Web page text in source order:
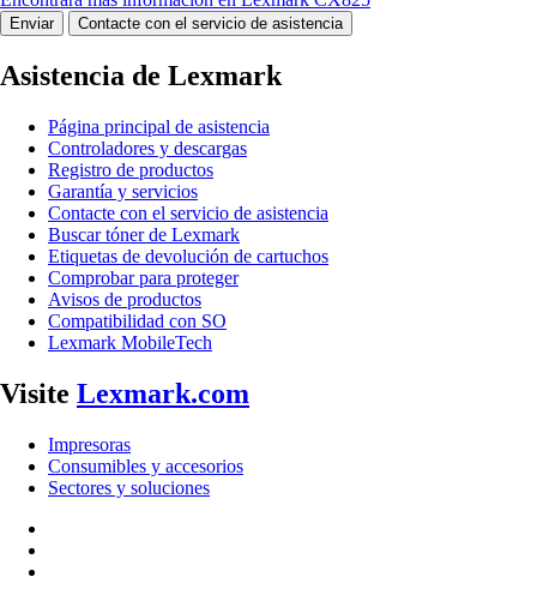
Enviar Contacte con el servicio de asistencia
Asistencia de Lexmark
Página principal de asistencia
Controladores y descargas
Registro de productos
Garantía y servicios
Contacte con el servicio de asistencia
Buscar tóner de Lexmark
Etiquetas de devolución de cartuchos
Comprobar para proteger
Avisos de productos
Compatibilidad con SO
Lexmark MobileTech
Visite Lexmark.com
Impresoras
Consumibles y accesorios
Sectores y soluciones